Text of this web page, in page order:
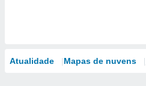
Atualidade Mapas de nuvens